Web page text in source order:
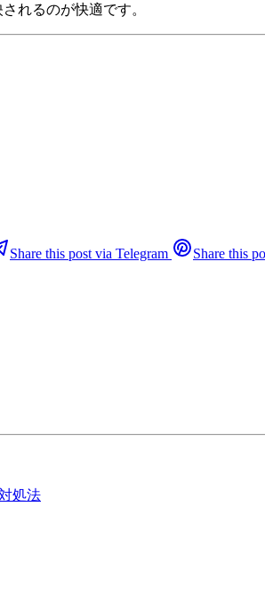
れるのが快適です。
Share this post via Telegram Share this
処法